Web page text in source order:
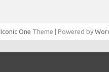
Iconic One Theme | Powered by